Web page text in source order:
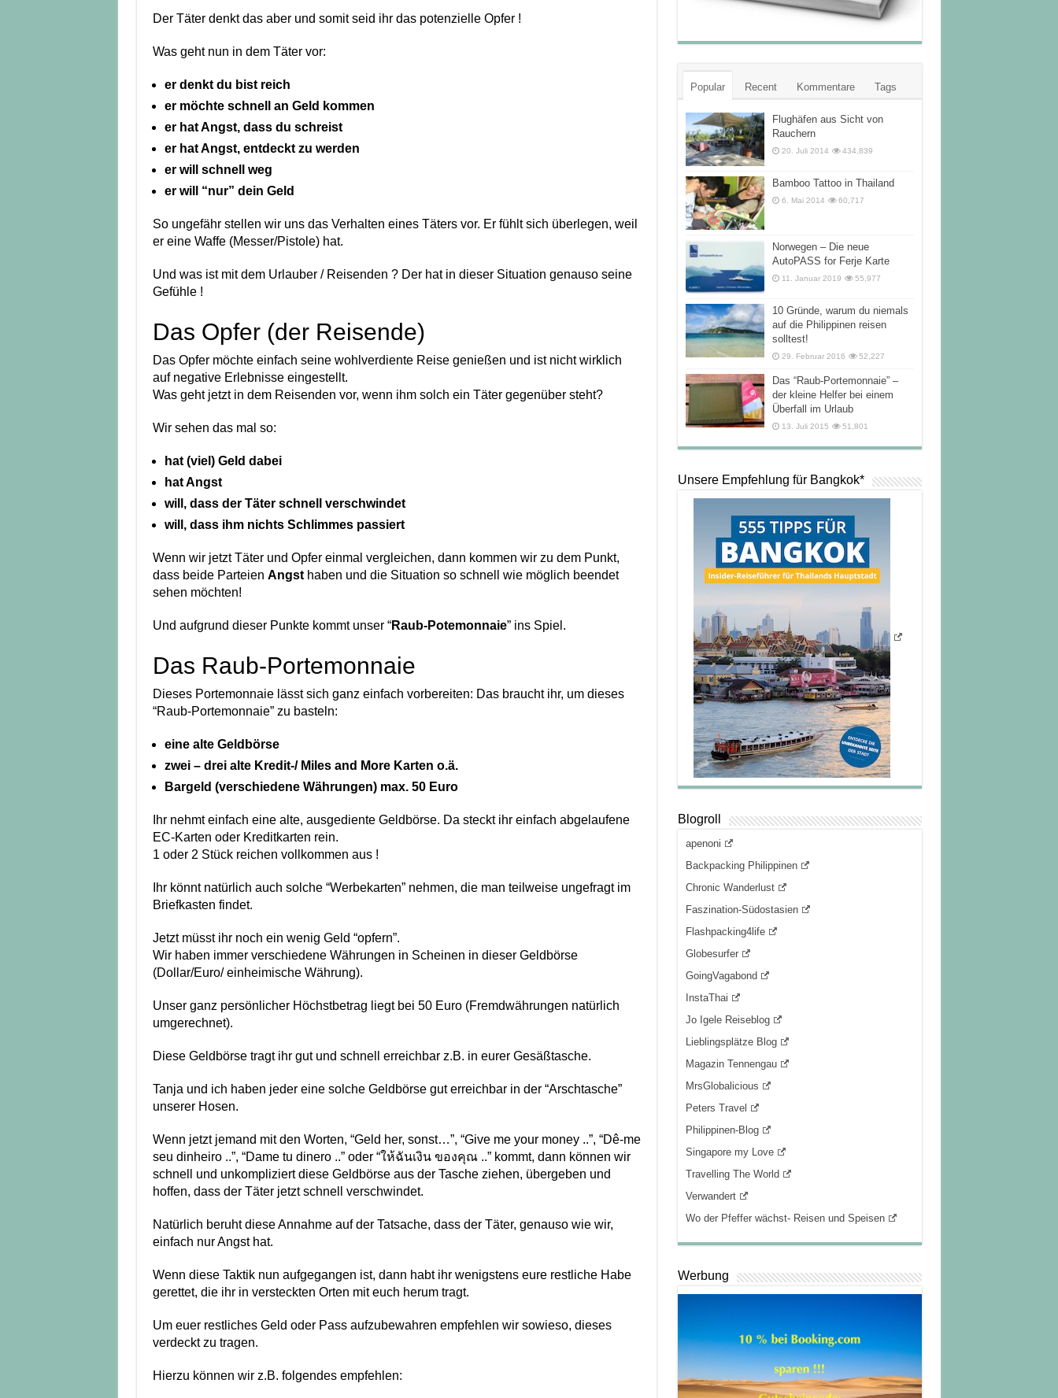
Der Täter denkt das aber und somit seid ihr das potenzielle Opfer !
Was geht nun in dem Täter vor:
er denkt du bist reich
er möchte schnell an Geld kommen
er hat Angst, dass du schreist
er hat Angst, entdeckt zu werden
er will schnell weg
er will “nur” dein Geld
So ungefähr stellen wir uns das Verhalten eines Täters vor. Er fühlt sich überlegen, weil
er eine Waffe (Messer/Pistole) hat.
Und was ist mit dem Urlauber / Reisenden ? Der hat in dieser Situation genauso seine
Gefühle !
Das Opfer (der Reisende)
Das Opfer möchte einfach seine wohlverdiente Reise genießen und ist nicht wirklich
auf negative Erlebnisse eingestellt.
Was geht jetzt in dem Reisenden vor, wenn ihm solch ein Täter gegenüber steht?
Wir sehen das mal so:
hat (viel) Geld dabei
hat Angst
will, dass der Täter schnell verschwindet
will, dass ihm nichts Schlimmes passiert
Wenn wir jetzt Täter und Opfer einmal vergleichen, dann kommen wir zu dem Punkt,
dass beide Parteien Angsthaben und die Situation so schnell wie möglich beendet
sehen möchten!
Und aufgrund dieser Punkte kommt unser “Raub-Potemonnaie” ins Spiel.
Das Raub-Portemonnaie
Dieses Portemonnaie lässt sich ganz einfach vorbereiten: Das braucht ihr, um dieses
“Raub-Portemonnaie” zu basteln:
eine alte Geldbörse
zwei – drei alte Kredit-/ Miles and More Karten o.ä.
Bargeld (verschiedene Währungen) max. 50 Euro
Ihr nehmt einfach eine alte, ausgediente Geldbörse. Da steckt ihr einfach abgelaufene
EC-Karten oder Kreditkarten rein.
1 oder 2 Stück reichen vollkommen aus !
Ihr könnt natürlich auch solche “Werbekarten” nehmen, die man teilweise ungefragt im
Briefkasten findet.
Jetzt müsst ihr noch ein wenig Geld “opfern”.
Wir haben immer verschiedene Währungen in Scheinen in dieser Geldbörse
(Dollar/Euro/ einheimische Währung).
Unser ganz persönlicher Höchstbetrag liegt bei 50 Euro (Fremdwährungen natürlich
umgerechnet).
Diese Geldbörse tragt ihr gut und schnell erreichbar z.B. in eurer Gesäßtasche.
Tanja und ich haben jeder eine solche Geldbörse gut erreichbar in der “Arschtasche”
unserer Hosen.
Wenn jetzt jemand mit den Worten, “Geld her, sonst…”, “Give me your money ..”, “Dê-me
seu dinheiro ..”, “Dame tu dinero ..” oder “ให้ฉันเงิน ของคุณ ..” kommt, dann können wir
schnell und unkompliziert diese Geldbörse aus der Tasche ziehen, übergeben und
hoffen, dass der Täter jetzt schnell verschwindet.
Natürlich beruht diese Annahme auf der Tatsache, dass der Täter, genauso wie wir,
einfach nur Angst hat.
Wenn diese Taktik nun aufgegangen ist, dann habt ihr wenigstens eure restliche Habe
gerettet, die ihr in versteckten Orten mit euch herum tragt.
Um euer restliches Geld oder Pass aufzubewahren empfehlen wir sowieso, dieses
verdeckt zu tragen.
Hierzu können wir z.B. folgendes empfehlen:
Popular Recent Kommentare Tags
Flughäfen aus Sicht von
Rauchern
20. Juli 2014 434,839
Bamboo Tattoo in Thailand
6. Mai 2014 60,717
Norwegen – Die neue
AutoPASS for Ferje Karte
11. Januar 2019 55,977
10 Gründe, warum du niemals
auf die Philippinen reisen
solltest!
29. Februar 2016 52,227
Das “Raub-Portemonnaie” –
der kleine Helfer bei einem
Überfall im Urlaub
13. Juli 2015 51,801
Unsere Empfehlung für Bangkok*
Blogroll
apenoni
Backpacking Philippinen
Chronic Wanderlust
Faszination-Südostasien
Flashpacking4life
Globesurfer
GoingVagabond
InstaThai
Jo Igele Reiseblog
Lieblingsplätze Blog
Magazin Tennengau
MrsGlobalicious
Peters Travel
Philippinen-Blog
Singapore my Love
Travelling The World
Verwandert
Wo der Pfeffer wächst- Reisen und Speisen
Werbung